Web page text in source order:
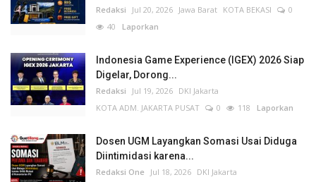
Redaksi Jul 20, 2026 Jawa Barat KOTA BEKASI
0
40 Laporkan
Indonesia Game Experience (IGEX) 2026 Siap
Digelar, Dorong...
Redaksi Jul 19, 2026 DKI Jakarta
KOTA ADM. JAKARTA PUSAT
0 118 Laporkan
Dosen UGM Layangkan Somasi Usai Diduga
Diintimidasi karena...
Redaksi One Jul 18, 2026 DKI Jakarta